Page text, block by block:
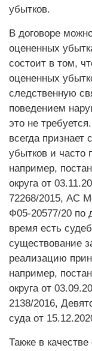
убытков.
В договоре
оцененных
состоит в том,
оцененных
следственную
поведением
это не
всегда признает
убытков и часто
например,
округа от
72268/2015, АС
Ф05-20577/20 по
время есть
существование
реализацию
например,
округа от
2138/2016,
суда от
Также в